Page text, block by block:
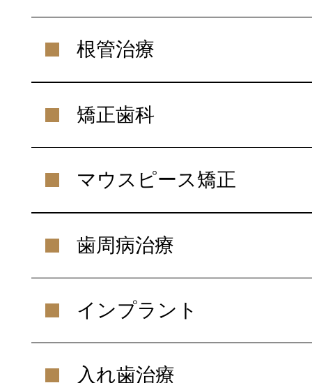
根管治療
矯正歯科
マウスピース矯正
歯周病治療
インプラント
入れ歯治療